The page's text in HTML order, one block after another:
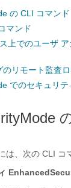
の CLI コマンド
マンド
上でのユーザ
リモート監査
でのセキュリ
、次の CLI コ